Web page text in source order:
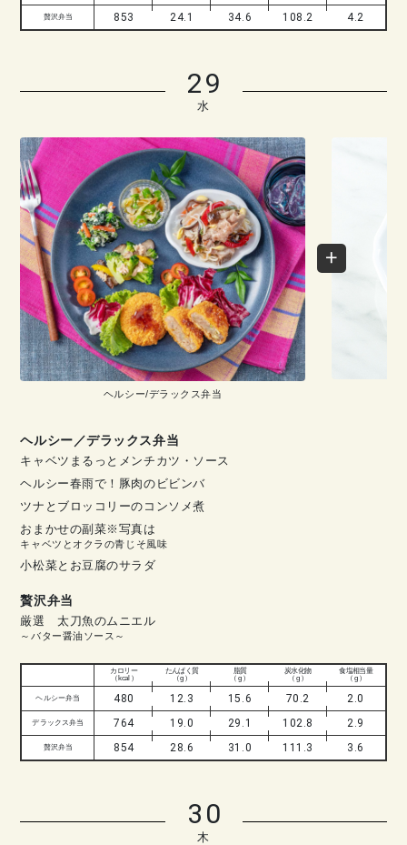
贅沢弁当 853 24.1 34.6 108.2 4.2
29
水
ヘルシー/デラックス弁当
ヘルシー／デラックス弁当
キャベツまるっとメンチカツ・ソース
ヘルシー春雨で！豚肉のビビンバ
ツナとブロッコリーのコンソメ煮
おまかせの副菜※写真は
キャベツとオクラの青じそ風味
小松菜とお豆腐のサラダ
贅沢弁当
厳選 太刀魚のムニエル
～バター醤油ソース～
カロリー
（ kcal ）
たんぱく質
（ g ）
脂質
（ g ）
炭水化物
（ g ）
食塩相当量
（ g ）
ヘルシー弁当 480 12.3 15.6 70.2 2.0
デラックス弁当 764 19.0 29.1 102.8 2.9
贅沢弁当 854 28.6 31.0 111.3 3.6
30
木